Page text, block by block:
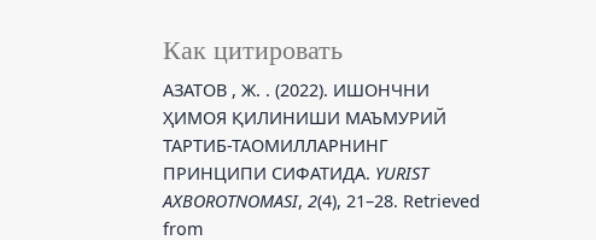
Как цитировать
АЗАТОВ , Ж. . (2022). ИШОНЧНИ
ҲИМОЯ ҚИЛИНИШИ МАЪМУРИЙ
ТАРТИБ-ТАОМИЛЛАРНИНГ
ПРИНЦИПИ СИФАТИДА. YURIST
AXBOROTNOMASI, 2(4), 21–28. Retrieved
from